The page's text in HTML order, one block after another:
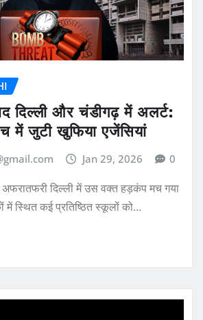
दिल्ली और चंडीगढ़ में अलर्ट:
में जुटी खुफिया एजेंसियां
Jan 29, 2026 0
दिल्ली में उस वक्त हड़कंप मच गया
स्थित कई प्रतिष्ठित स्कूलों को…